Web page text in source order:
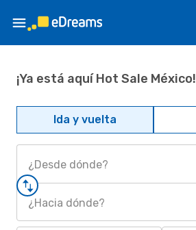
¡Ya está aquí Hot Sale México!
Ida y vuelta
¿Desde dónde?
¿Hacia dónde?